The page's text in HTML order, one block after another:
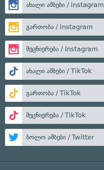
ახალი ამბები / Instagram
გართობა / Instagram
მეცნიერება / Instagram
ახალი ამბები / TikTok
გართობა / TikTok
მეცნიერება / TikTok
ბოლო ამბები / Twitter